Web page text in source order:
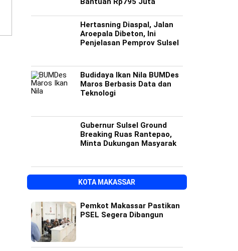
Walikota Makassar
Hertasning Diaspal, Jalan
Aroepala Dibeton, Ini
Penjelasan Pemprov Sulsel
Budidaya Ikan Nila BUMDes
Maros Berbasis Data dan
Teknologi
Gubernur Sulsel Ground
Breaking Ruas Rantepao,
Minta Dukungan Masyarak
KOTA MAKASSAR
Pemkot Makassar Pastikan
PSEL Segera Dibangun